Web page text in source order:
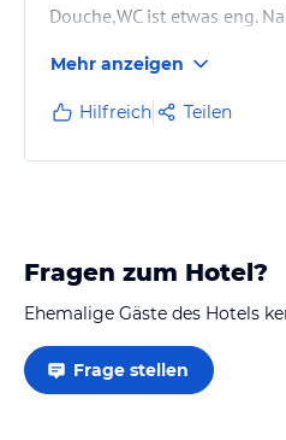
Douche,WC ist etwas eng.
Mehr anzeigen
Hilfreich Teilen
Fragen zum Hotel?
Ehemalige Gäste des Hotels
Frage stellen